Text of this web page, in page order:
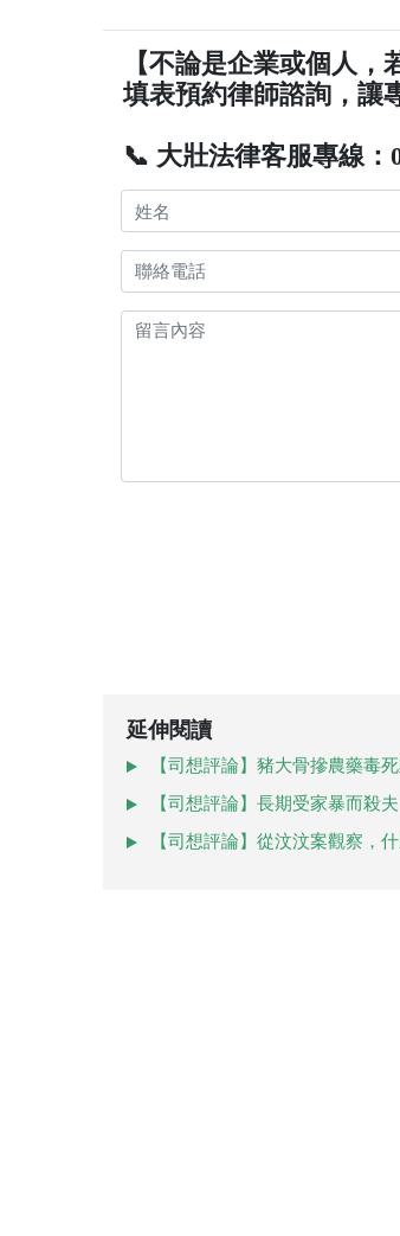
【不論是企業或個人
填表預約律師諮詢，讓
📞 大壯法律客服專線：
延伸閱讀
【司想評論】豬大骨摻農藥毒
【司想評論】長期受家暴而殺
【司想評論】從汶汶案觀察，